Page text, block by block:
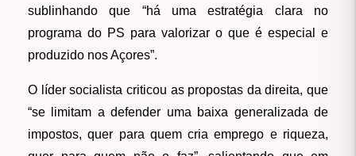
sublinhando que “há uma estratégia clara no
programa do PS para valorizar o que é especial e
produzido nos Açores”.
O líder socialista criticou as propostas da direita, que
“se limitam a defender uma baixa generalizada de
impostos, quer para quem cria emprego e riqueza,